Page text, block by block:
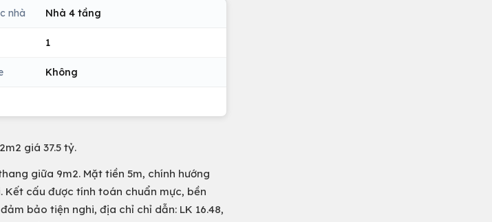
nhà Nhà 4 tầng
1
Không
giá 37.5 tỷ.
giữa 9m2. Mặt tiền 5m, chính hướng
Kết cấu được tính toán chuẩn mực, bền
bảo tiện nghi, địa chỉ chỉ dẫn: LK 16.48,